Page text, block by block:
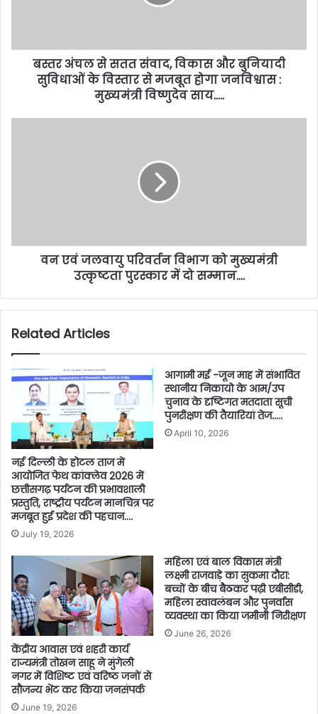
बस्तर अंचल से सतत संवाद, विकास और बुनियादी
सुविधाओं के विस्तार से मजबूत होगा जनविश्वास :
मुख्यमंत्री विष्णुदेव साय…..
वन एवं जलवायु परिवर्तन विभाग को मुख्यमंत्री
उत्कृष्टता पुरस्कार में दो सम्मान….
Related Articles
नई दिल्ली के होटल ताज में
आयोजित फेथ कांक्लेव 2026 में
छत्तीसगढ़ पर्यटन की प्रभावशाली
प्रस्तुति, राष्ट्रीय पर्यटन मानचित्र पर
मजबूत हुई प्रदेश की पहचान….
July 19, 2026
आगामी मई -जून माह में संभावित
स्थानीय निकायो के आम/उप
चुनाव के दृष्टिगत मतदाता सूची
पुनरीक्षण की तैयारियां तेज…..
April 10, 2026
केंद्रीय आवास एवं शहरी कार्य
राज्यमंत्री तोखन साहू ने मुंगेली
नगर में विशिष्ट एवं वरिष्ठ जनों से
सौजन्य भेंट कर किया जनसंपर्क
June 19, 2026
महिला एवं बाल विकास मंत्री
लक्ष्मी राजवाड़े का सुकमा दौरा:
बच्चों के बीच बैठकर पढ़ी एबीसीडी,
महिला स्वावलंबन और पुनर्वास
व्यवस्था का किया जमीनी निरीक्षण
June 26, 2026